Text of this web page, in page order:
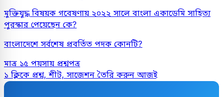
মুক্তিযুদ্ধ বিষয়ক গবেষণায় ২০২২ সালে বাংলা একাডেমি সাহিত্য
পুরস্কার পেয়েছেন কে?
বাংলাদেশে সর্বশেষ প্রবর্তিত পদক কোনটি?
মাত্র ১৫ পয়সায় প্রশ্নপত্র
১ ক্লিকে প্রশ্ন, শীট, সাজেশন তৈরি করুন আজই